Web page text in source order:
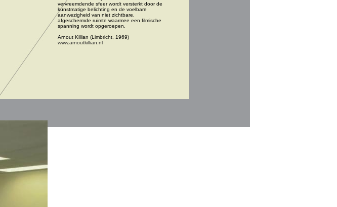
vervreemdende sfeer wordt versterkt door de
kunstmatige belichting en de voelbare
aanwezigheid van niet zichtbare,
afgeschermde ruimte waarmee een filmische
spanning wordt opgeroepen.
www.arnoutkillian.nl